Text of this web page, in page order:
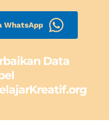
WhatsApp
Data